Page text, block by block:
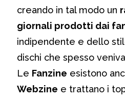
creando in tal modo un
giornali prodotti dai
indipendente e dello
dischi che spesso
Le Fanzine esistono
Webzine e trattano i